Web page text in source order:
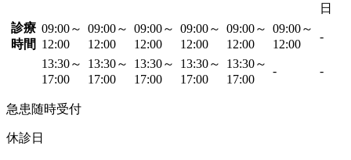
日
診療
時間
09:00～
12:00
09:00～
12:00
09:00～
12:00
09:00～
12:00
09:00～
12:00
09:00～
12:00
-
13:30～
17:00
13:30～
17:00
13:30～
17:00
13:30～
17:00
13:30～
17:00
- -
急患随時受付
休診日